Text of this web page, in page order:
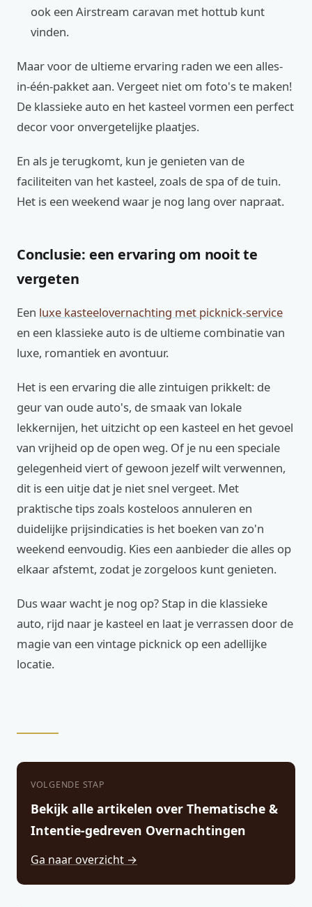
ook een Airstream caravan met hottub kunt
vinden.
Maar voor de ultieme ervaring raden we een alles-
in-één-pakket aan. Vergeet niet om foto's te maken!
De klassieke auto en het kasteel vormen een perfect
decor voor onvergetelijke plaatjes.
En als je terugkomt, kun je genieten van de
faciliteiten van het kasteel, zoals de spa of de tuin.
Het is een weekend waar je nog lang over napraat.
Conclusie: een ervaring om nooit te
vergeten
Een luxe kasteelovernachting met picknick-service
en een klassieke auto is de ultieme combinatie van
luxe, romantiek en avontuur.
Het is een ervaring die alle zintuigen prikkelt: de
geur van oude auto's, de smaak van lokale
lekkernijen, het uitzicht op een kasteel en het gevoel
van vrijheid op de open weg. Of je nu een speciale
gelegenheid viert of gewoon jezelf wilt verwennen,
dit is een uitje dat je niet snel vergeet. Met
praktische tips zoals kosteloos annuleren en
duidelijke prijsindicaties is het boeken van zo'n
weekend eenvoudig. Kies een aanbieder die alles op
elkaar afstemt, zodat je zorgeloos kunt genieten.
Dus waar wacht je nog op? Stap in die klassieke
auto, rijd naar je kasteel en laat je verrassen door de
magie van een vintage picknick op een adellijke
locatie.
VOLGENDE STAP
Bekijk alle artikelen over Thematische &
Intentie-gedreven Overnachtingen
Ga naar overzicht →